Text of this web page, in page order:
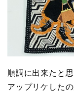
順調に出来たと
アップリケした